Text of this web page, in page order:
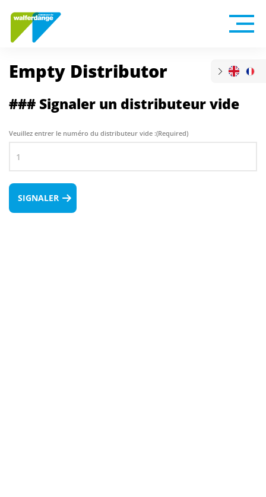
Empty Distributor
### Signaler un distributeur vide
Veuillez entrer le numéro du distributeur vide :(Required)
SIGNALER